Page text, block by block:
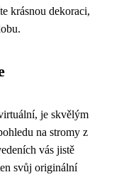
krásnou dekoraci,
je skvělým
na stromy z
vás jistě
svůj originální